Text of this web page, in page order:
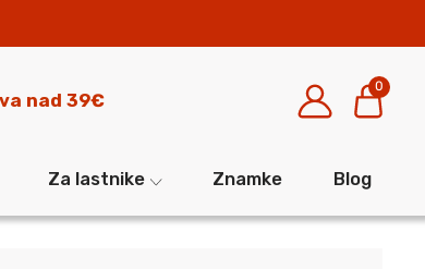
nad 39€
0
Za lastnike Znamke Blog